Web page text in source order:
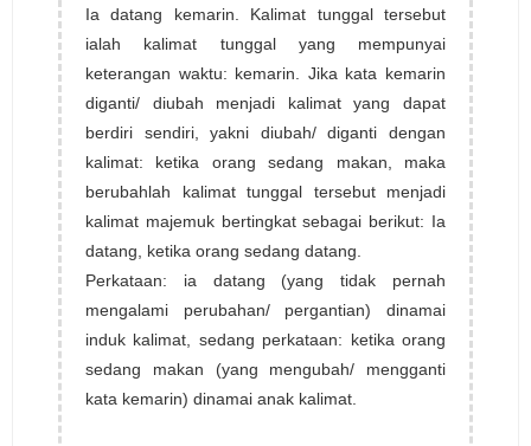
Ia datang kemarin. Kalimat tunggal tersebut
ialah kalimat tunggal yang mempunyai
keterangan waktu: kemarin. Jika kata kemarin
diganti/ diubah menjadi kalimat yang dapat
berdiri sendiri, yakni diubah/ diganti dengan
kalimat: ketika orang sedang makan, maka
berubahlah kalimat tunggal tersebut menjadi
kalimat majemuk bertingkat sebagai berikut: Ia
datang, ketika orang sedang datang.
Perkataan: ia datang (yang tidak pernah
mengalami perubahan/ pergantian) dinamai
induk kalimat, sedang perkataan: ketika orang
sedang makan (yang mengubah/ mengganti
kata kemarin) dinamai anak kalimat.